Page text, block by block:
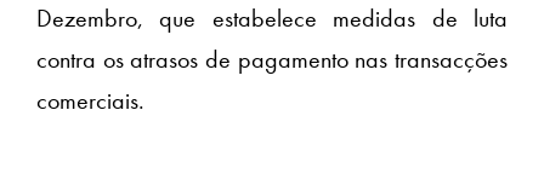
Dezembro, que estabelece medidas de luta
contra os atrasos de pagamento nas transacções
comerciais.